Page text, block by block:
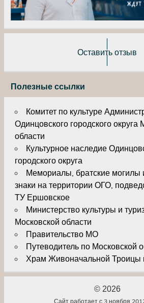
Оставить отзыв
Полезные ссылки
Комитет по культуре
Одинцовского городского округа
области
Культурное наследие
городского округа
Мемориалы, братские могилы
знаки на территории ОГО,
ТУ Ершовское
Министерство культуры и
Московской области
Правительство МО
Путеводитель по Московской
Храм Живоначальной Троицы
© 2026
Сайт работает с 3 ноября